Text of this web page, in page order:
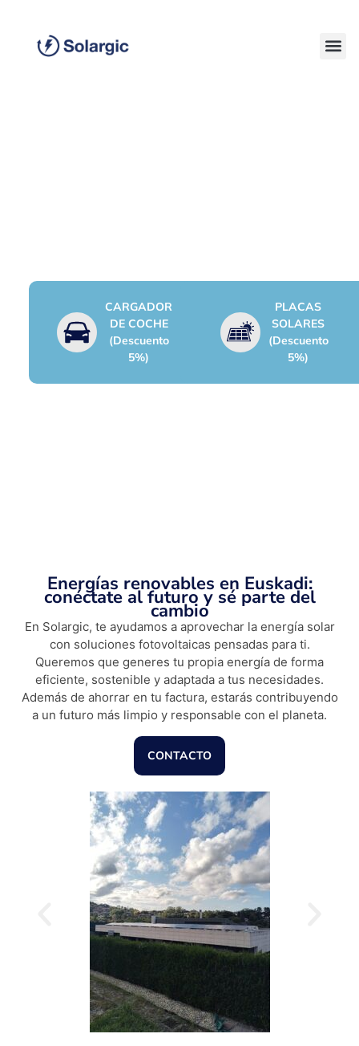
CARGADOR
DE COCHE
(Descuento
5%)
PLACAS
SOLARES
(Descuento
5%)
Energías renovables en Euskadi:
conéctate al futuro y sé parte del
cambio
En Solargic, te ayudamos a aprovechar la energía solar
con soluciones fotovoltaicas pensadas para ti.
Queremos que generes tu propia energía de forma
eficiente, sostenible y adaptada a tus necesidades.
Además de ahorrar en tu factura, estarás contribuyendo
a un futuro más limpio y responsable con el planeta.
CONTACTO